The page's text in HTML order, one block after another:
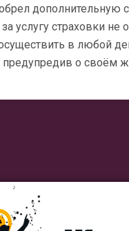
услугу страховки не
в любой
предупредив о своём